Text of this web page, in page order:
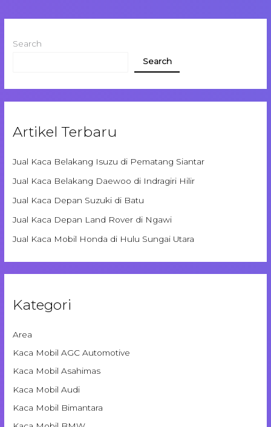
Search
Search
Artikel Terbaru
Jual Kaca Belakang Isuzu di Pematang Siantar
Jual Kaca Belakang Daewoo di Indragiri Hilir
Jual Kaca Depan Suzuki di Batu
Jual Kaca Depan Land Rover di Ngawi
Jual Kaca Mobil Honda di Hulu Sungai Utara
Kategori
Area
Kaca Mobil AGC Automotive
Kaca Mobil Asahimas
Kaca Mobil Audi
Kaca Mobil Bimantara